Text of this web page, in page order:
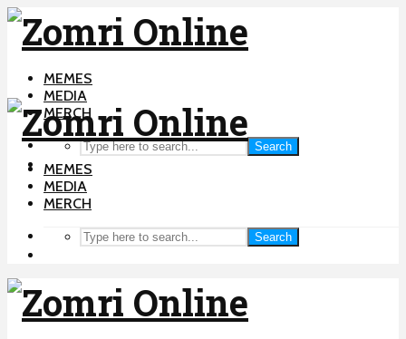
MEMES
MEDIA
MERCH
Search
MEMES
MEDIA
MERCH
Search